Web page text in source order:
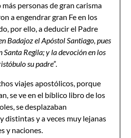
personas de gran carisma
a engendrar gran Fe en los
por ello, a deducir el Padre
Badajoz el Apóstol Santiago, pues
Santa Regila; y la devoción en los
su padre”.
viajes apostólicos, porque
se ve en el bíblico libro de los
se desplazaban
distintas y a veces muy lejanas
y naciones.